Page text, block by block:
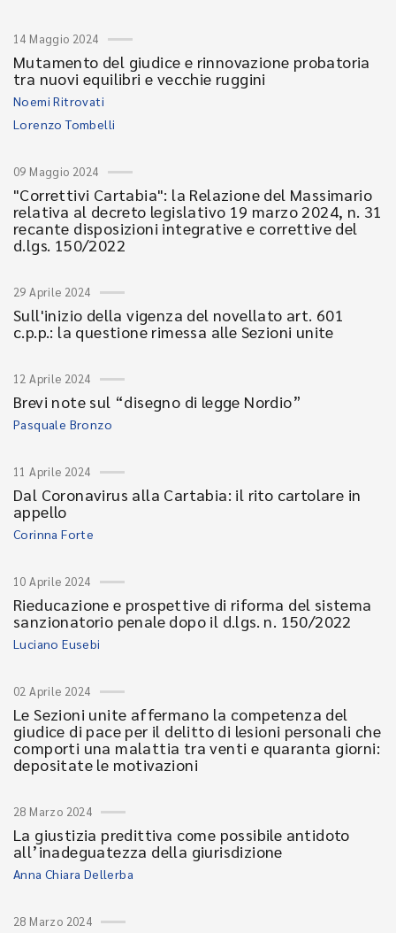
14 Maggio 2024
Mutamento del giudice e rinnovazione probatoria
tra nuovi equilibri e vecchie ruggini
Noemi Ritrovati
Lorenzo Tombelli
09 Maggio 2024
"Correttivi Cartabia": la Relazione del Massimario
relativa al decreto legislativo 19 marzo 2024, n. 31
recante disposizioni integrative e correttive del
d.lgs. 150/2022
29 Aprile 2024
Sull'inizio della vigenza del novellato art. 601
c.p.p.: la questione rimessa alle Sezioni unite
12 Aprile 2024
Brevi note sul “disegno di legge Nordio”
Pasquale Bronzo
11 Aprile 2024
Dal Coronavirus alla Cartabia: il rito cartolare in
appello
Corinna Forte
10 Aprile 2024
Rieducazione e prospettive di riforma del sistema
sanzionatorio penale dopo il d.lgs. n. 150/2022
Luciano Eusebi
02 Aprile 2024
Le Sezioni unite affermano la competenza del
giudice di pace per il delitto di lesioni personali che
comporti una malattia tra venti e quaranta giorni:
depositate le motivazioni
28 Marzo 2024
La giustizia predittiva come possibile antidoto
all’inadeguatezza della giurisdizione
Anna Chiara Dellerba
28 Marzo 2024